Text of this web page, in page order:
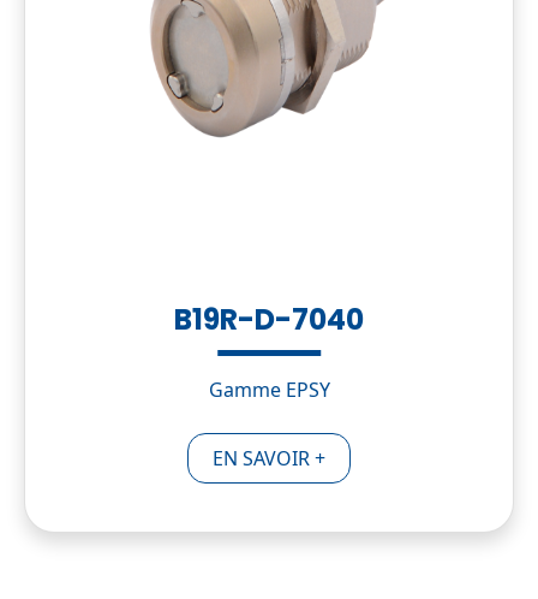
B19R-D-7040
Gamme EPSY
EN SAVOIR +